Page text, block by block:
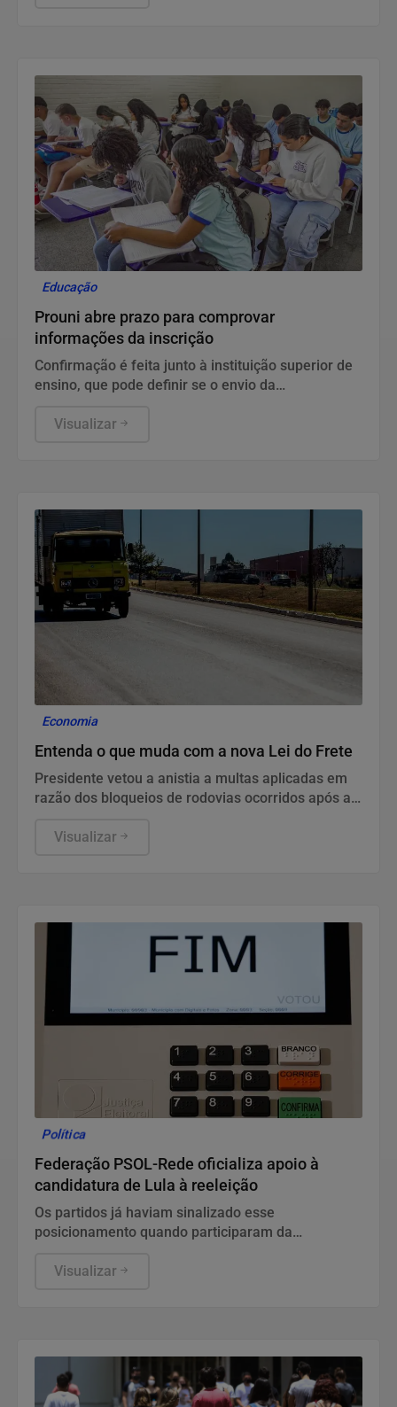
Educação
Prouni abre prazo para comprovar
informações da inscrição
Confirmação é feita junto à instituição superior de
ensino, que pode definir se o envio da
internet.
Visualizar
Economia
Entenda o que muda com a nova Lei do Frete
Presidente vetou a anistia a multas aplicadas em
razão dos bloqueios de rodovias ocorridos após as
Visualizar
Política
Federação PSOL-Rede oficializa apoio à
candidatura de Lula à reeleição
Os partidos já haviam sinalizado esse
posicionamento quando participaram da
Visualizar